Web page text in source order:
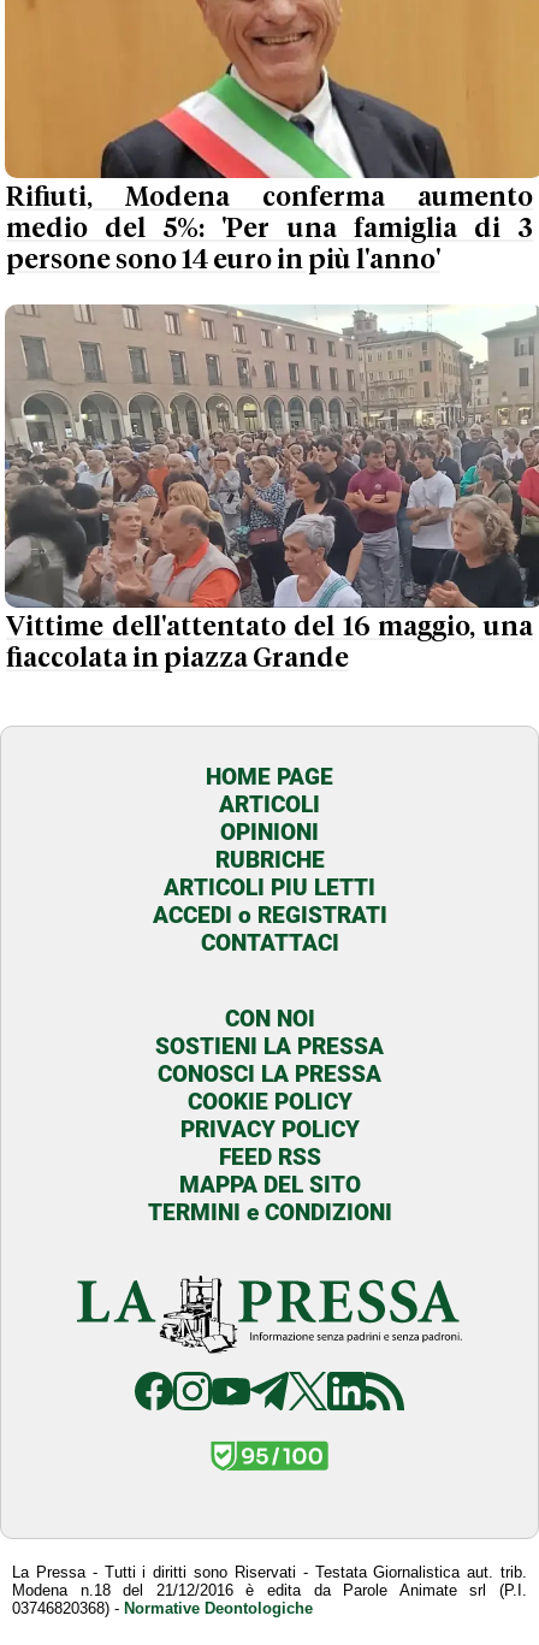
Rifiuti, Modena conferma aumento
medio del 5%: 'Per una famiglia di 3
persone sono 14 euro in più l'anno'
Vittime dell'attentato del 16 maggio, una
fiaccolata in piazza Grande
HOME PAGE
ARTICOLI
OPINIONI
RUBRICHE
ARTICOLI PIU LETTI
ACCEDI o REGISTRATI
CONTATTACI
CON NOI
SOSTIENI LA PRESSA
CONOSCI LA PRESSA
COOKIE POLICY
PRIVACY POLICY
FEED RSS
MAPPA DEL SITO
TERMINI e CONDIZIONI
La Pressa - Tutti i diritti sono Riservati - Testata Giornalistica aut. trib.
Modena n.18 del 21/12/2016 è edita da Parole Animate srl (P.I.
03746820368) - Normative Deontologiche